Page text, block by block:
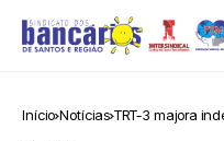
Início Notícias TRT-3 majora